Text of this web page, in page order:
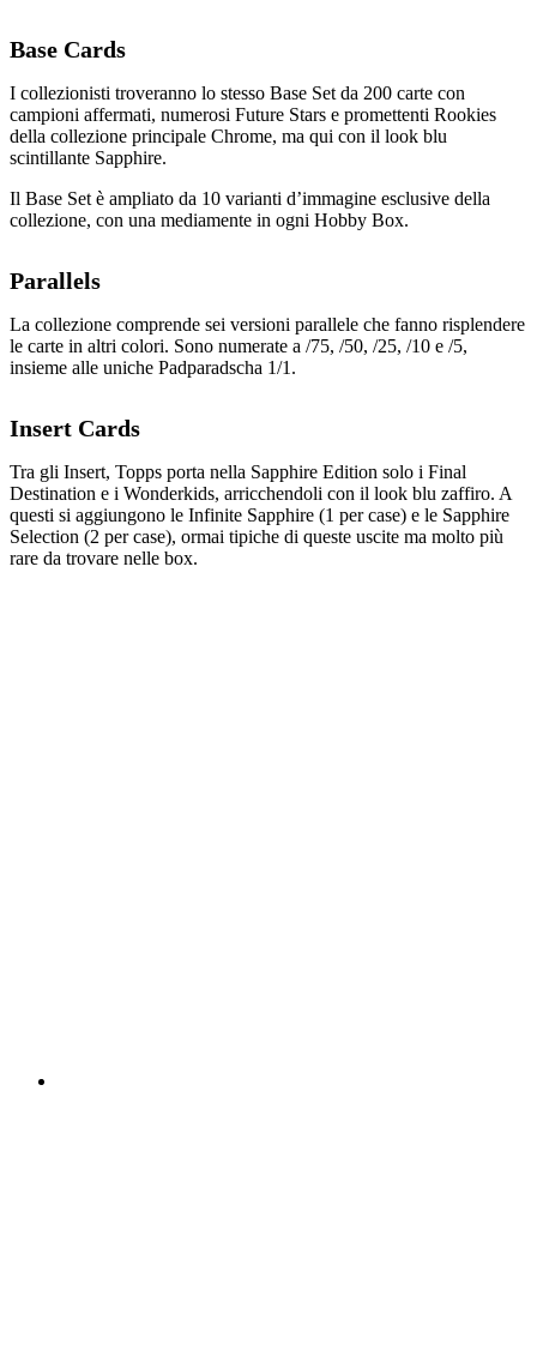
Base Cards
I collezionisti troveranno lo stesso Base Set da 200 carte con
campioni affermati, numerosi Future Stars e promettenti Rookies
della collezione principale Chrome, ma qui con il look blu
scintillante Sapphire.
Il Base Set è ampliato da 10 varianti d’immagine esclusive della
collezione, con una mediamente in ogni Hobby Box.
Parallels
La collezione comprende sei versioni parallele che fanno risplendere
le carte in altri colori. Sono numerate a /75, /50, /25, /10 e /5,
insieme alle uniche Padparadscha 1/1.
Insert Cards
Tra gli Insert, Topps porta nella Sapphire Edition solo i Final
Destination e i Wonderkids, arricchendoli con il look blu zaffiro. A
questi si aggiungono le Infinite Sapphire (1 per case) e le Sapphire
Selection (2 per case), ormai tipiche di queste uscite ma molto più
rare da trovare nelle box.